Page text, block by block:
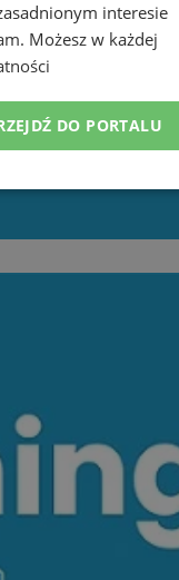
interesie
. Możesz w każdej
DO PORTALU
identyfikator sesji.
identyfikator sesji.